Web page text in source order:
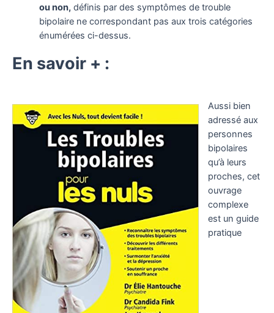
ou non,définis par des symptômes de trouble
bipolaire ne correspondant pas aux trois catégories
énumérées ci-dessus.
En savoir + :
Aussi bien
adressé aux
personnes
bipolaires
qu’à leurs
proches, cet
ouvrage
complexe
est un guide
pratique